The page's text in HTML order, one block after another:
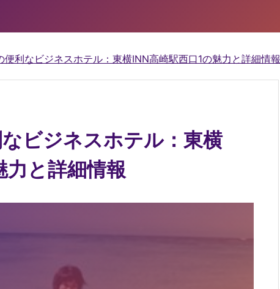
便利なビジネスホテル：東横INN高崎駅西口1の魅力と詳細情報
ビジネスホテル：東横
力と詳細情報